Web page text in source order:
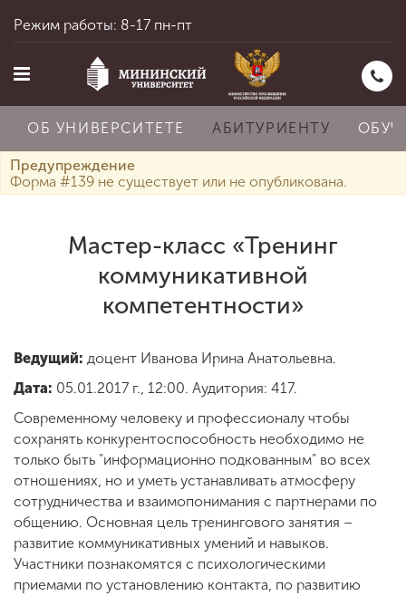
Об университете
Наука
Международная
деятельность
Режим работы: 8-17 пн-пт
ОБ УНИВЕРСИТЕТЕ АБИТУРИЕНТУ
Предупреждение
Форма #139 не существует или не опубликована.
Мастер-класс «Тренинг
коммуникативной
компетентности»
Ведущий: доцент Иванова Ирина Анатольевна.
Дата: 05.01.2017 г., 12:00. Аудитория: 417.
Современному человеку и профессионалу чтобы
сохранять конкурентоспособность необходимо не
только быть "информационно подкованным" во всех
отношениях, но и уметь устанавливать атмосферу
сотрудничества и взаимопонимания с партнерами по
общению. Основная цель тренингового занятия –
развитие коммуникативных умений и навыков.
Участники познакомятся с психологическими
приемами по установлению контакта, по развитию